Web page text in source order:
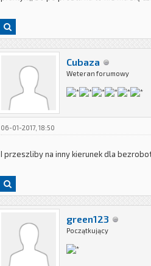
Cubaza
Weteran forumowy
06-01-2017, 18:50
I przeszliby na inny kierunek dla
green123
Początkujący